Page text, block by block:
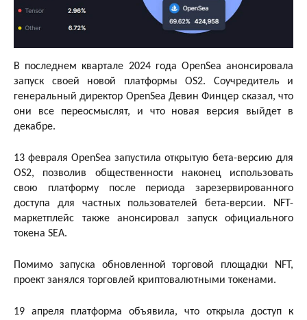
В последнем квартале 2024 года OpenSea анонсировала
запуск своей новой платформы OS2. Соучредитель и
генеральный директор OpenSea Девин Финцер сказал, что
они все переосмыслят, и что новая версия выйдет в
декабре.
13 февраля OpenSea запустила открытую бета-версию для
OS2, позволив общественности наконец использовать
свою платформу после периода зарезервированного
доступа для частных пользователей бета-версии. NFT-
маркетплейс также анонсировал запуск официального
токена SEA.
Помимо запуска обновленной торговой площадки NFT,
проект занялся торговлей криптовалютными токенами.
19 апреля платформа объявила, что открыла доступ к